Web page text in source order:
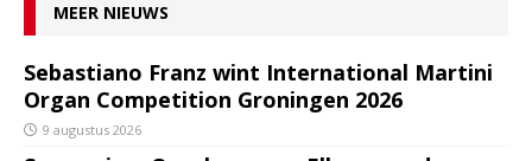
MEER NIEUWS
Sebastiano Franz wint International Martini
Organ Competition Groningen 2026
9 augustus 2026